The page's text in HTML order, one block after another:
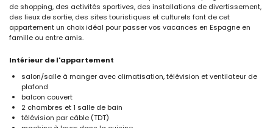
de shopping, des activités sportives, des installations de divertissement,
des lieux de sortie, des sites touristiques et culturels font de cet
appartement un choix idéal pour passer vos vacances en Espagne en
famille ou entre amis.
Intérieur de l'appartement
salon/salle à manger avec climatisation, télévision et ventilateur de
plafond
balcon couvert
2 chambres et 1 salle de bain
télévision par câble (TDT)